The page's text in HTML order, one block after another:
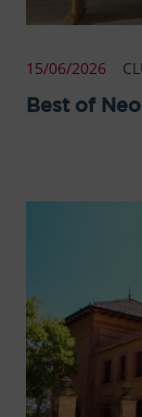
15/06/2026
Best of